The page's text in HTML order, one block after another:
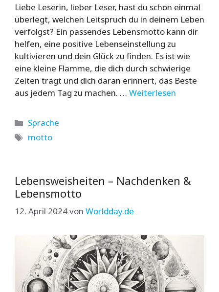
Liebe Leserin, lieber Leser, hast du schon einmal
überlegt, welchen Leitspruch du in deinem Leben
verfolgst? Ein passendes Lebensmotto kann dir
helfen, eine positive Lebenseinstellung zu
kultivieren und dein Glück zu finden. Es ist wie
eine kleine Flamme, die dich durch schwierige
Zeiten trägt und dich daran erinnert, das Beste
aus jedem Tag zu machen. … Weiterlesen
Kategorien
Sprache
Schlagwörter
motto
Lebensweisheiten – Nachdenken &
Lebensmotto
12. April 2024von Worldday.de